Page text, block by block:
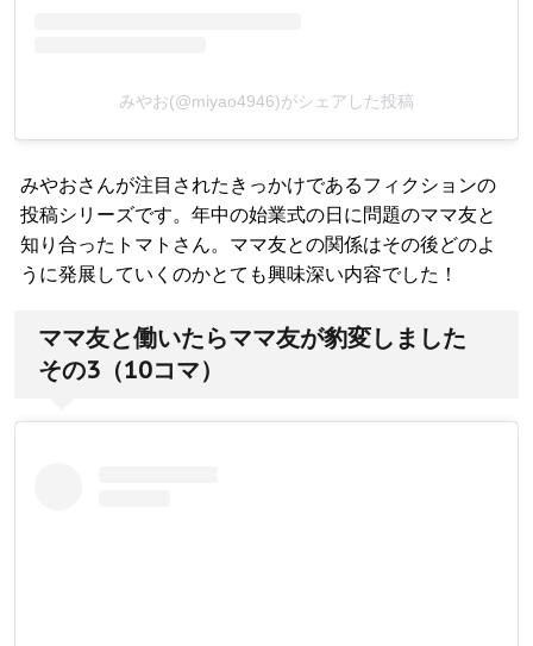
みやお(@miyao4946)がシェアした投稿
みやおさんが注目されたきっかけであるフィクションの
投稿シリーズです。年中の始業式の日に問題のママ友と
知り合ったトマトさん。ママ友との関係はその後どのよ
うに発展していくのかとても興味深い内容でした！
ママ友と働いたらママ友が豹変しました
その3（10コマ）